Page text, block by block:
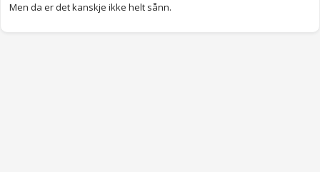
Men da er det kanskje ikke helt sånn.